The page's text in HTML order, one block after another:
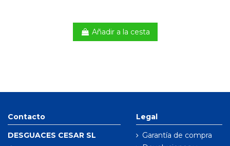
Añadir a la cesta
Contacto
DESGUACES CESAR SL
Legal
Garantía de compra